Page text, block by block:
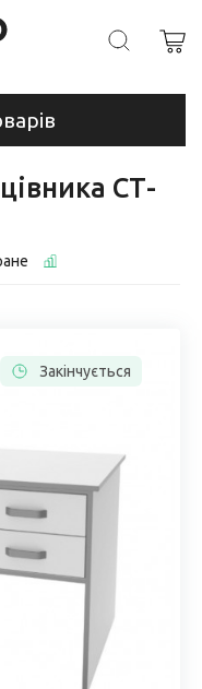
СТ-
Закінчується